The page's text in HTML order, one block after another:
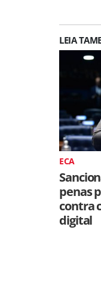
LEIA
ECA
penas
contra
digital